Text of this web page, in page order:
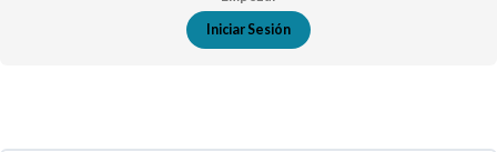
Iniciar Sesión